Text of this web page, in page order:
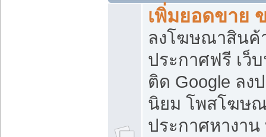
เพิ่มยอดขาย
ลงโฆษณาสิน
ประกาศฟรี เว็
ติด Google ลง
นิยม โพสโฆษ
ประกาศหางาน